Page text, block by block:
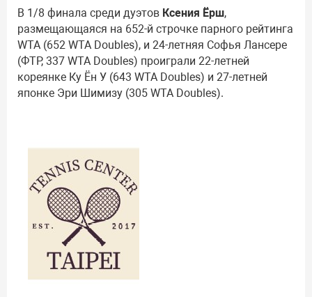
В 1/8 финала среди дуэтов Ксения Ёрш,
размещающаяся на 652-й строчке парного рейтинга
WTA (652 WTA Doubles), и 24-летняя Софья Лансере
(ФТР, 337 WTA Doubles) проиграли 22-летней
кореянке Ку Ён У (643 WTA Doubles) и 27-летней
японке Эри Шимизу (305 WTA Doubles).